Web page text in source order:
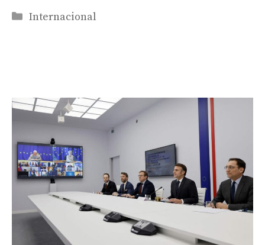
Categorías
Internacional